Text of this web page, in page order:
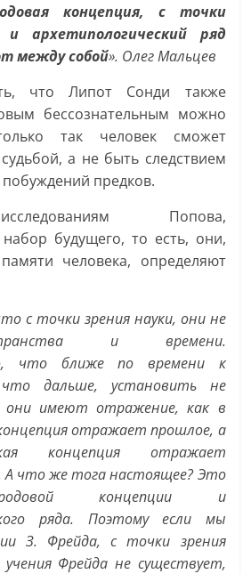
концепция, с точки
архетипологический ряд
между собой». Олег Мальцев
что Липот Сонди также
бессознательным можно
так человек сможет
а не быть следствием
предков.
Попова,
будущего, то есть, они,
человека, определяют
с точки зрения науки, они не
и времени.
что ближе по времени к
дальше, установить не
они имеют отражение, как в
отражает прошлое, а
концепция отражает
А что же тога настоящее? Это
концепции и
ряда.
Поэтому если мы
З. Фрейда, с точки зрения
учения Фрейда не существует,